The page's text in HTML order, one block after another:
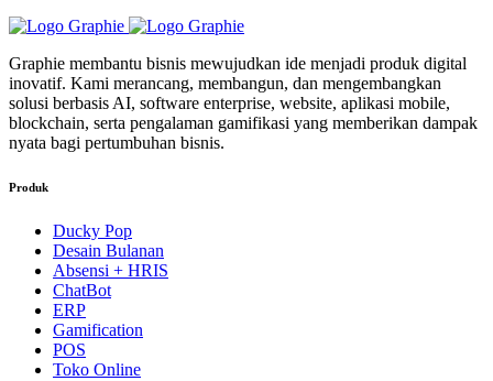
Graphie membantu bisnis mewujudkan ide menjadi produk digital
inovatif. Kami merancang, membangun, dan mengembangkan
solusi berbasis AI, software enterprise, website, aplikasi mobile,
blockchain, serta pengalaman gamifikasi yang memberikan dampak
nyata bagi pertumbuhan bisnis.
Produk
Ducky Pop
Desain Bulanan
Absensi + HRIS
ChatBot
ERP
Gamification
POS
Toko Online